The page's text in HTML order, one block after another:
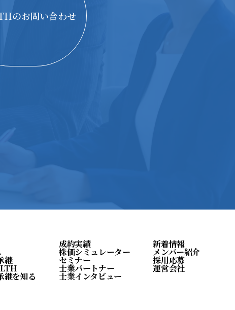
のお問い合わせ
継
継を知る
成約実績
株価シミュレーター
セミナー
士業パートナー
士業インタビュー
新着情報
メンバー紹介
採用応募
運営会社